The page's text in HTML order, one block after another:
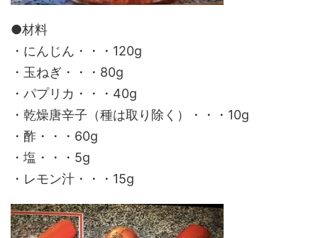
●材料
・にんじん・・・120g
・玉ねぎ・・・80g
・パプリカ・・・40g
・乾燥唐辛子（種は取り除く）・・・10g
・酢・・・60g
・塩・・・5g
・レモン汁・・・15g